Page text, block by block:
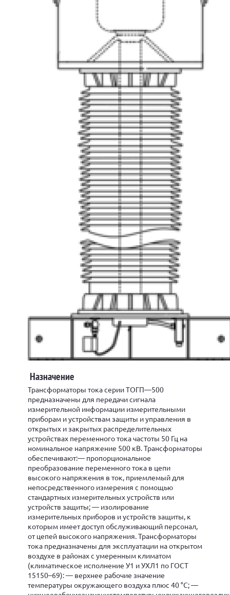
Назначение
Трансформаторы тока серии ТОГП—500
предназначены для передачи сигнала
измерительной информации измерительными
приборам и устройствам защиты и управления в
открытых и закрытых распределительных
устройствах переменного тока частоты 50 Гц на
номинальное напряжение 500 кВ. Трансформаторы
обеспечивают:— пропорциональное
преобразование переменного тока в цепи
высокого напряжения в ток, приемлемый для
непосредственного измерения с помощью
стандартных измерительных устройств или
устройств защиты; — изолирование
измерительных приборов и устройств защиты, к
которым имеет доступ обслуживающий персонал,
от цепей высокого напряжения. Трансформаторы
тока предназначены для эксплуатации на открытом
воздухе в районах с умеренным климатом
(климатическое исполнение У1 и УХЛ1 по ГОСТ
15150–69): — верхнее рабочие значение
температуры окружающего воздуха плюс 40 °С; —